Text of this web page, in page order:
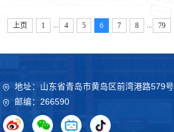
上页 1 4 5 6 7 8 79
地址：山东省青岛市黄岛区前湾港路579号
邮编：266590